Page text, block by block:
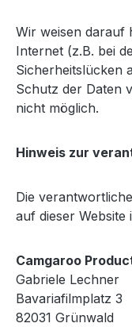
Wir weisen darauf
Internet (z.B. bei
Sicherheitslücken
Schutz der Daten
nicht möglich.
Hinweis zur
Die
auf dieser Website
Camgaroo
Gabriele Lechner
Bavariafilmplatz 3
82031 Grünwald